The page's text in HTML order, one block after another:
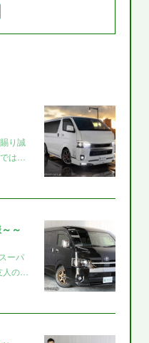
り誠
は…
～
ーパ
の…